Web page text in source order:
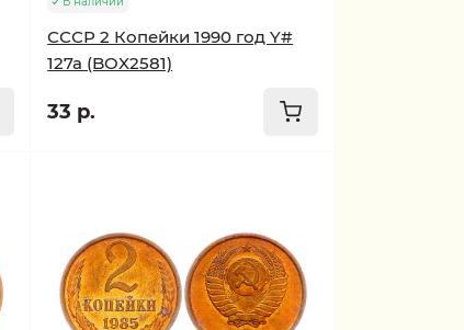
СССР 2 Копейки 1990 год Y#
127a (BOX2581)
33 р.